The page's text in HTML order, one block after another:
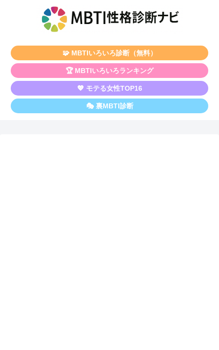
🧩 MBTIいろいろ診断（無料）
🏆 MBTIいろいろランキング
💖 モテる女性TOP16
🎭 裏MBTI診断